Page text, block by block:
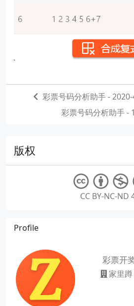
彩票号码分析助手 -
彩票号码分析助手 -
版权
CC BY-NC-ND
Profile
彩票开
家里蹲